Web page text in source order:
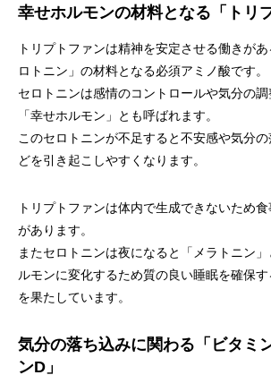
幸せホルモンの材料となる「トリ
トリプトファンは精神を安定させる働きが
ロトニン」の材料となる必須アミノ酸です。
セロトニンは感情のコントロールや気分の
「幸せホルモン」とも呼ばれます。
このセロトニンが不足すると不安感や気分
どを引き起こしやすくなります。
トリプトファンは体内で生成できないため
があります。
またセロトニンは夜になると「メラトニン
ルモンに変化するため質の良い睡眠を確保
を果たしています。
気分の落ち込みに関わる「ビタミ
ンD」